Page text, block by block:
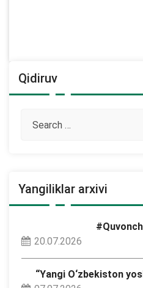
Qidiruv
Yangiliklar arxivi
20.07.2026
“Yangi O‘zbekiston